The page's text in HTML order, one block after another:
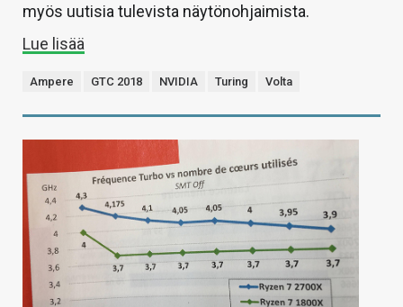
myös uutisia tulevista näytönohjaimista.
Lue lisää
Ampere GTC 2018 NVIDIA Turing Volta